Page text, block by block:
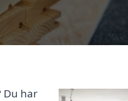
Du har